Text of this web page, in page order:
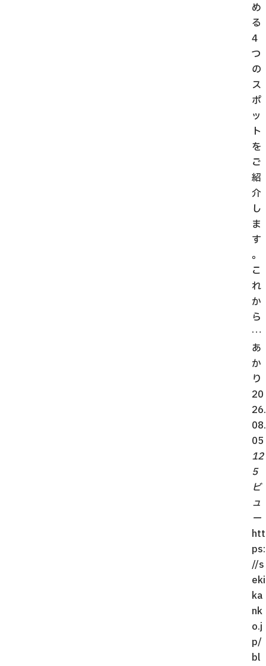
め
る
4
つ
の
ス
ポ
ッ
ト
を
ご
紹
介
し
ま
す
。
こ
れ
か
ら
…
あ
か
り
20
26.
08.
05
12
5
ビ
ュ
ー
htt
ps:
//s
eki
ka
nk
o.j
p/
bl